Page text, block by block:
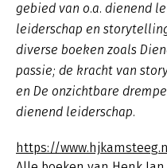
gebied van o.a. dienend
leiderschap en
diverse boeken zoals
passie; de kracht van
en De onzichtbare
dienend leiderschap.
https://